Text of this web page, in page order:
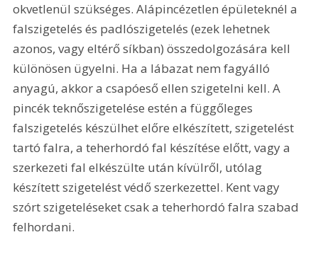
okvetlenül szükséges. Alápincézetlen épületeknél a
falszigetelés és padlószigetelés (ezek lehetnek
azonos, vagy eltérő síkban) összedolgozására kell
különösen ügyelni. Ha a lábazat nem fagyálló
anyagú, akkor a csapóeső ellen szigetelni kell. A
pincék teknőszigetelése estén a függőleges
falszigetelés készülhet előre elkészített, szigetelést
tartó falra, a teherhordó fal készítése előtt, vagy a
szerkezeti fal elkészülte után kívülről, utólag
készített szigetelést védő szerkezettel. Kent vagy
szórt szigeteléseket csak a teherhordó falra szabad
felhordani.